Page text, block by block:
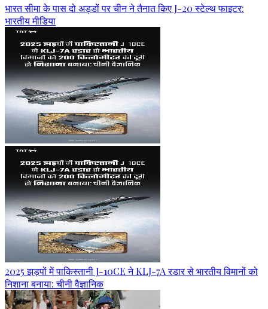
भारत सीमा के पास दो अड्डों पर चीन ने तैनात किए J-20 स्टेल्थ फाइटर:
भारतीय मीडिया
2025 झड़पों में पाकिस्तानी J-10CE ने KLJ-7A रडार से भारतीय विमानों को
निशाना बनाया: चीनी वैज्ञानिक